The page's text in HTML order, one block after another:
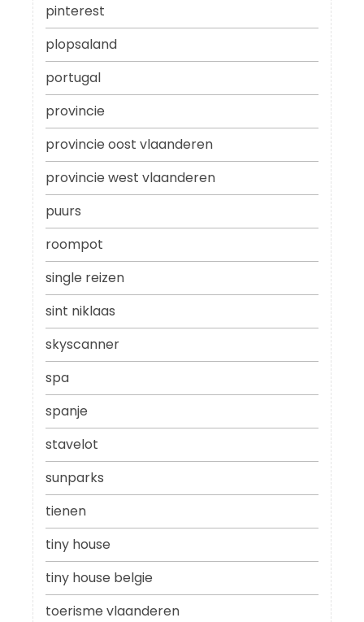
pinterest
plopsaland
portugal
provincie
provincie oost vlaanderen
provincie west vlaanderen
puurs
roompot
single reizen
sint niklaas
skyscanner
spa
spanje
stavelot
sunparks
tienen
tiny house
tiny house belgie
toerisme vlaanderen